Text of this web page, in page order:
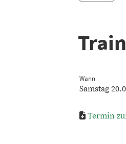
Wann
Samstag
Termin